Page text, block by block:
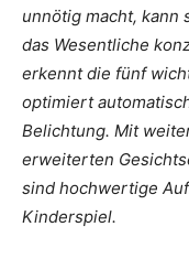
unnötig macht, kann
das Wesentliche
erkennt die fünf
optimiert
Belichtung. Mit
erweiterten
sind hochwertige
Kinderspiel.